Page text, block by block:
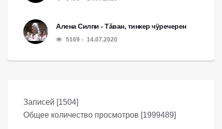
Алена Силпи - Тăван, тинкер чÿречерен
5169 14.07.2020
Записей [1504]
Общее количество просмотров [1999489]